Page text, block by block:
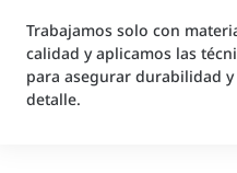
Trabajamos solo con
calidad y aplicamos las
para asegurar durabilidad
detalle.